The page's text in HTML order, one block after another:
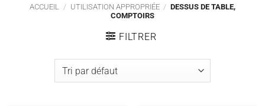
ACCUEIL / UTILISATION APPROPRIÉE / DESSUS DE TABLE,
COMPTOIRS
FILTRER